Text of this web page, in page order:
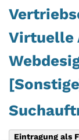
Virtuelle
Eintragung als